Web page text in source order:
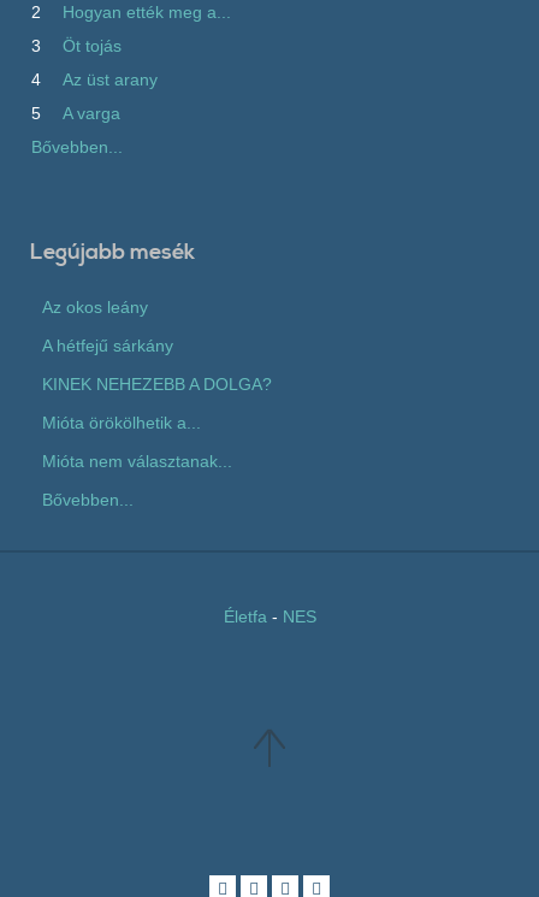
2
Hogyan ették meg a...
3
Öt tojás
4
Az üst arany
5
A varga
Bővebben...
Legújabb mesék
Az okos leány
A hétfejű sárkány
KINEK NEHEZEBB A DOLGA?
Mióta örökölhetik a...
Mióta nem választanak...
Bővebben...
Életfa - NES